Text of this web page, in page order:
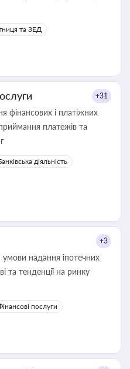
та ЗЕД
+31
фінансових і платіжних
діяльність
+3
надання іпотечних
та тенденції на ринку
послуги